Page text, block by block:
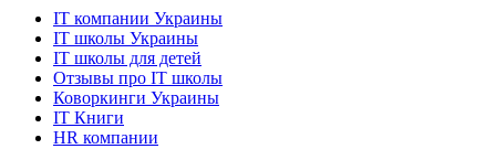
IT компании Украины
IT школы Украины
IT школы для детей
Отзывы про IT школы
Коворкинги Украины
IT Книги
HR компании